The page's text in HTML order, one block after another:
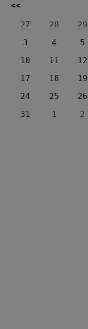
<<
27
28 29
3
4 5
10
11 12
17
18 19
24
25 26
31
1 2